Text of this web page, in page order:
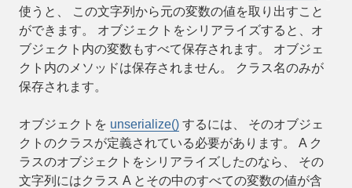
使うと、 この文字列から元の変数の値を取り出すこと
ができます。 オブジェクトをシリアライズすると、オ
ブジェクト内の変数もすべて保存されます。 オブジェ
クト内のメソッドは保存されません。 クラス名のみが
保存されます。
オブジェクトを unserialize() するには、 そのオブジェ
クトのクラスが定義されている必要があります。 A ク
ラスのオブジェクトをシリアライズしたのなら、 その
文字列にはクラス A とその中のすべての変数の値が含